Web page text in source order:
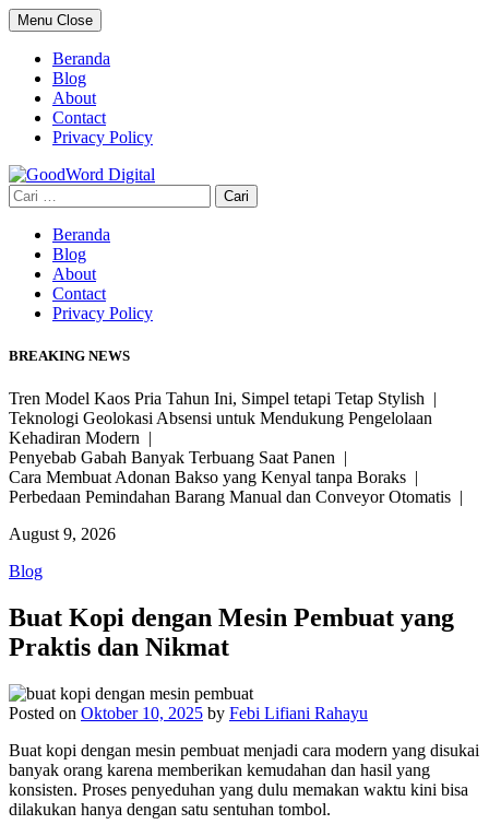
Skip
to
content
Menu Close
Beranda
Blog
About
Contact
Privacy Policy
Cari
untuk:
Beranda
Blog
About
Contact
Privacy Policy
BREAKING NEWS
Tren Model Kaos Pria Tahun Ini, Simpel tetapi Tetap Stylish |
Teknologi Geolokasi Absensi untuk Mendukung Pengelolaan
Kehadiran Modern |
Penyebab Gabah Banyak Terbuang Saat Panen |
Cara Membuat Adonan Bakso yang Kenyal tanpa Boraks |
Perbedaan Pemindahan Barang Manual dan Conveyor Otomatis |
August 9, 2026
Blog
Buat Kopi dengan Mesin Pembuat yang
Praktis dan Nikmat
Posted on Oktober 10, 2025 by Febi Lifiani Rahayu
Buat kopi dengan mesin pembuat menjadi cara modern yang disukai
banyak orang karena memberikan kemudahan dan hasil yang
konsisten. Proses penyeduhan yang dulu memakan waktu kini bisa
dilakukan hanya dengan satu sentuhan tombol.